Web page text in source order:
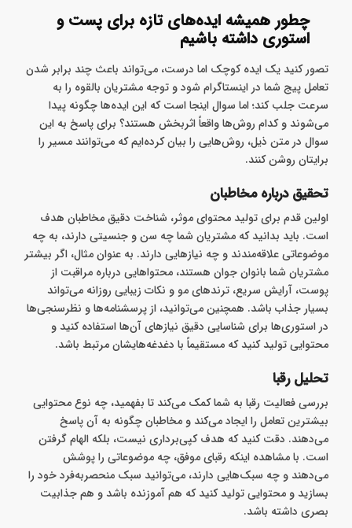
چطور همیشه ایده‌های تازه برای پست و
استوری داشته باشیم
تصور کنید یک ایده کوچک اما درست، می‌تواند باعث چند برابر شدن
تعامل پیج شما در اینستاگرام شود و توجه مشتریان بالقوه را به
‌سرعت جلب کند؛ اما سوال اینجا است که این ایده‌ها چگونه پیدا
می‌شوند و کدام روش‌ها واقعاً اثربخش هستند؟ برای پاسخ به این
سوال در متن ذیل، روش‌هایی را بیان کرده‌ایم که می‌توانند مسیر را
برایتان روشن کنند.
تحقیق درباره مخاطبان
اولین قدم برای تولید محتوای موثر، شناخت دقیق مخاطبان هدف
است. باید بدانید که مشتریان شما چه سن و جنسیتی دارند، به چه
موضوعاتی علاقه‌مندند و چه نیازهایی دارند. به ‌عنوان مثال، اگر بیشتر
مشتریان شما بانوان جوان هستند، محتواهایی درباره مراقبت از
پوست، آرایش سریع، ترندهای مو و نکات زیبایی روزانه می‌تواند
بسیار جذاب باشد. همچنین می‌توانید، از پرسشنامه‌ها و نظرسنجی‌ها
در استوری‌ها برای شناسایی دقیق نیازهای آن‌ها استفاده کنید و
محتوایی تولید کنید که مستقیماً با دغدغه‌هایشان مرتبط باشد.
تحلیل رقبا
بررسی فعالیت رقبا به شما کمک می‌کند تا بفهمید، چه نوع محتوایی
بیشترین تعامل را ایجاد می‌کند و مخاطبان چگونه به آن پاسخ
می‌دهند. دقت کنید که هدف کپی‌برداری نیست، بلکه الهام گرفتن
است. با مشاهده اینکه رقبای موفق، چه موضوعاتی را پوشش
می‌دهند و چه سبک‌هایی دارند، می‌توانید سبک منحصر‌به‌فرد خود را
بسازید و محتوایی تولید کنید که هم آموزنده باشد و هم جذابیت
بصری داشته باشد.